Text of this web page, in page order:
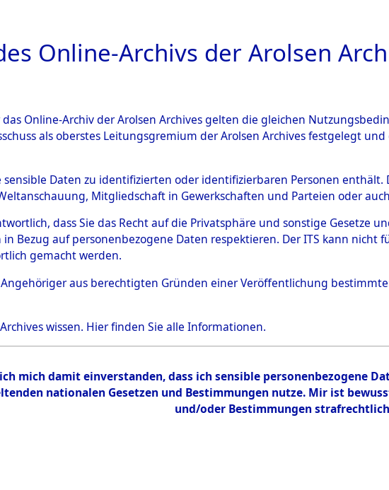
ARCHIVALE ÜBERSICHT BILD
0007 (108006512)
Person HAGA, JORIS
Bestand
Online-Archivs der Arolsen
Online-Archiv der Arolsen Archives gelten die gleichen
als oberstes Leitungsgremium der Arolsen Archives festgelegt
sensible Daten zu identifizierten oder identifizierbaren Personen
Mitgliedschaft in Gewerkschaften und Parteien oder
dass Sie das Recht auf die Privatsphäre und sonstige Gesetze
Bezug auf personenbezogene Daten respektieren. Der ITS kann nicht
gemacht werden.
Angehöriger aus berechtigten Gründen einer Veröffentlichung
wissen. Hierfinden Sie alle Informationen.
mich damit einverstanden, dass ich sensible personenbezogene
nationalen Gesetzen und Bestimmungen nutze. Mir ist
und/oder Bestimmungen